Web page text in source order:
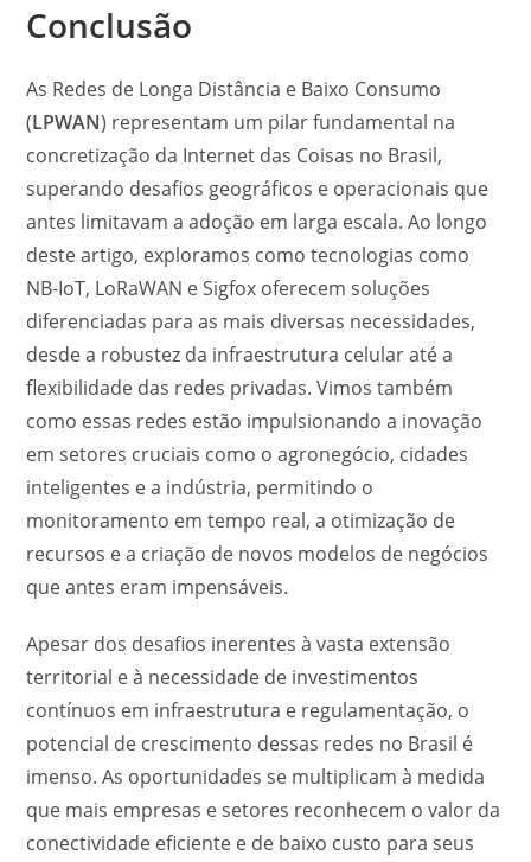
Conclusão
As Redes de Longa Distância e Baixo Consumo
(LPWAN) representam um pilar fundamental na
concretização da Internet das Coisas no Brasil,
superando desafios geográficos e operacionais que
antes limitavam a adoção em larga escala. Ao longo
deste artigo, exploramos como tecnologias como
NB-IoT, LoRaWAN e Sigfox oferecem soluções
diferenciadas para as mais diversas necessidades,
desde a robustez da infraestrutura celular até a
flexibilidade das redes privadas. Vimos também
como essas redes estão impulsionando a inovação
em setores cruciais como o agronegócio, cidades
inteligentes e a indústria, permitindo o
monitoramento em tempo real, a otimização de
recursos e a criação de novos modelos de negócios
que antes eram impensáveis.
Apesar dos desafios inerentes à vasta extensão
territorial e à necessidade de investimentos
contínuos em infraestrutura e regulamentação, o
potencial de crescimento dessas redes no Brasil é
imenso. As oportunidades se multiplicam à medida
que mais empresas e setores reconhecem o valor da
conectividade eficiente e de baixo custo para seus